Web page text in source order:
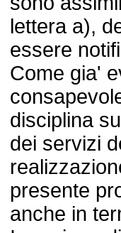
lettera a),
essere
Come gia'
disciplina
dei servizi
presente
anche in